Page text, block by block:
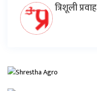
त्रिशूली प्रवाह